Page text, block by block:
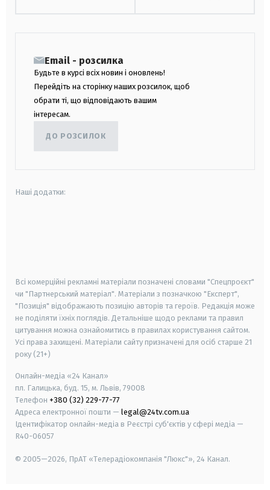
Email - розсилка
Будьте в курсі всіх новин і оновлень!
Перейдіть на сторінку наших розсилок, щоб
обрати ті, що відповідають вашим
інтересам.
ДО РОЗСИЛОК
Наші додатки:
Всі комерційні рекламні матеріали позначені словами "Спецпроєкт"
чи "Партнерський матеріал". Матеріали з позначкою "Експерт",
"Позиція" відображають позицію авторів та героїв. Редакція може
не поділяти їхніх поглядів. Детальніше щодо реклами та правил
цитування можна ознайомитись в правилах користування сайтом.
Усі права захищені. Матеріали сайту призначені для осіб старше 21
року (21+)
Онлайн-медіа «24 Канал»
пл. Галицька, буд. 15, м. Львів, 79008
Телефон +380 (32) 229-77-77
Адреса електронної пошти — legal@24tv.com.ua
Ідентифікатор онлайн-медіа в Реєстрі суб'єктів у сфері медіа —
R40-06057
© 2005—2026, ПрАТ «Телерадіокомпанія "Люкс"», 24 Канал.